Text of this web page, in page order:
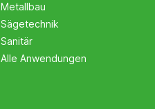
Metallbau
Sägetechnik
Sanitär
Alle Anwendungen